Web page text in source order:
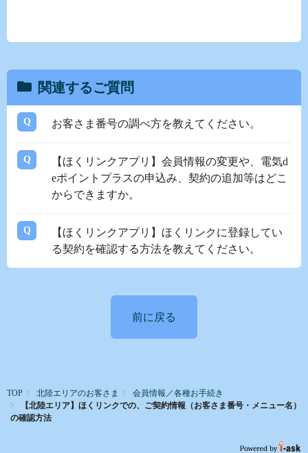
関連するご質問
お客さま番号の調べ方を教えてください。
【ほくリンクアプリ】会員情報の変更や、電気d
eポイントプラスの申込み、契約の追加等はどこ
からできますか。
【ほくリンクアプリ】ほくリンクに登録してい
る契約を確認する方法を教えてください。
前に戻る
TOP 北陸エリアのお客さま
会員情報／各種お手続き
【北陸エリア】ほくリンクでの、ご契約情報（お客さま番号・メニュー名）
の確認方法